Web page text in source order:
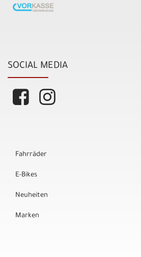
SOCIAL MEDIA
Fahrräder
E-Bikes
Neuheiten
Marken